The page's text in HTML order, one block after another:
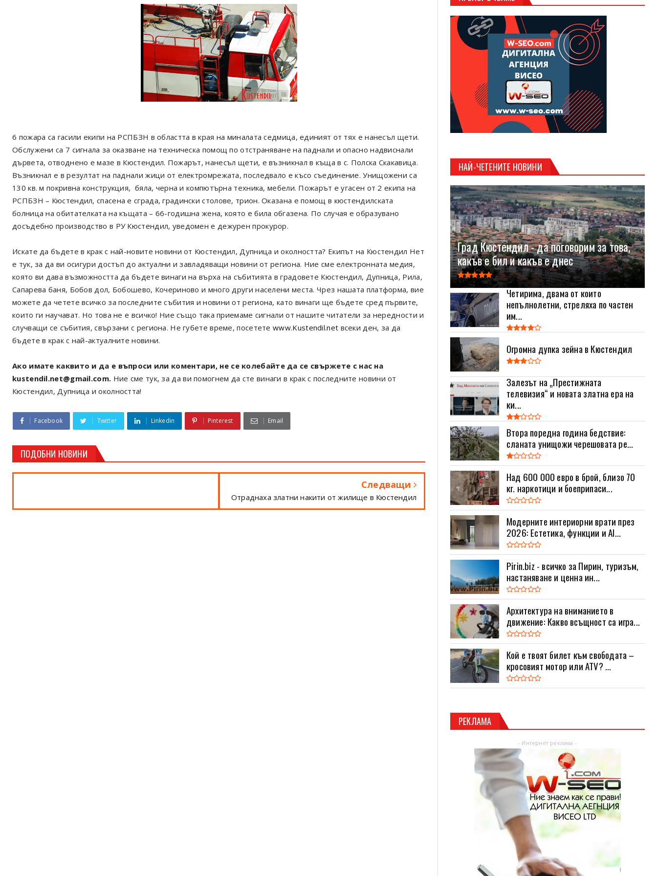
6 пожара са гасили екипи на РСПБЗН в областта в края на миналата седмица, единият от тях е нанесъл щети.
Обслужени са 7 сигнала за оказване на техническа помощ по отстраняване на паднали и опасно надвиснали
дървета, отводнено е мазе в Кюстендил. Пожарът, нанесъл щети, е възникнал в къща в с. Полска Скакавица.
Възникнал е в резултат на паднали жици от електромрежата, последвало е късо съединение. Унищожени са
130 кв. м покривна конструкция, бяла, черна и компютърна техника, мебели. Пожарът е угасен от 2 екипа на
РСПБЗН – Кюстендил, спасена е сграда, градински столове, трион. Оказана е помощ в кюстендилската
болница на обитателката на къщата – 66-годишна жена, която е била обгазена. По случая е образувано
досъдебно производство в РУ Кюстендил, уведомен е дежурен прокурор.
Искате да бъдете в крак с най-новите новини от Кюстендил, Дупница и околността? Екипът на Кюстендил Нет
е тук, за да ви осигури достъп до актуални и завладяващи новини от региона. Ние сме електронната медия,
която ви дава възможността да бъдете винаги на върха на събитията в градовете Кюстендил, Дупница, Рила,
Сапарева баня, Бобов дол, Бобошево, Кочериново и много други населени места. Чрез нашата платформа, вие
можете да четете всичко за последните събития и новини от региона, като винаги ще бъдете сред първите,
които ги научават. Но това не е всичко! Ние също така приемаме сигнали от нашите читатели за нередности и
случващи се събития, свързани с региона. Не губете време, посететеwww.Kustendil.net всеки ден, за да
бъдете в крак с най-актуалните новини.
Ако имате каквито и да е въпроси или коментари, не се колебайте да се свържете с нас на
kustendil.net@gmail.com. Ние сме тук, за да ви помогнем да сте винаги в крак с последните новини от
Кюстендил, Дупница и околността!
Facebook Twitter Linkedin Pinterest Email
ПОДОБНИ НОВИНИ
Следващи
Отраднаха златни накити от жилище в Кюстендил
НАЙ-ЧЕТЕНИТЕ НОВИНИ
Град Кюстендил - да поговорим за това,
какъв е бил и какъв е днес
Четирима, двама от които
непълнолетни, стреляха по частен
им...
Огромна дупка зейна в Кюстендил
Залезът на „Престижната
телевизия“ и новата златна ера на
ки...
Втора поредна година бедствие:
сланата унищожи черешовата ре...
Над 600 000 евро в брой, близо 70
кг. наркотици и боеприпаси...
Модерните интериорни врати през
2026: Естетика, функции и AI...
Pirin.biz - всичко за Пирин, туризъм,
настаняване и ценна ин...
Архитектура на вниманието в
движение: Какво всъщност са игра...
Кой е твоят билет към свободата –
кросовият мотор или ATV? ...
РЕКЛАМА
- Интернет реклама -